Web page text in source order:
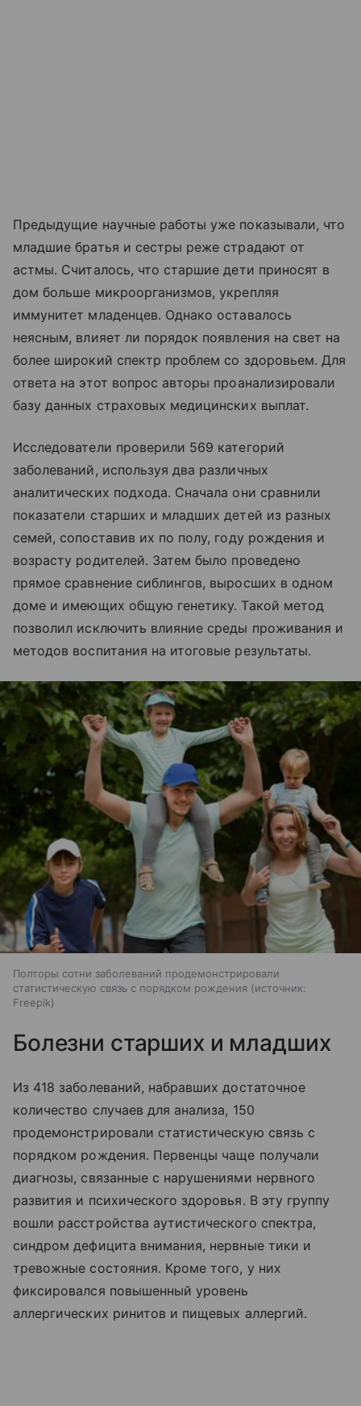
Предыдущие научные работы уже показывали, что
младшие братья и сестры реже страдают от
астмы. Считалось, что старшие дети приносят в
дом больше микроорганизмов, укрепляя
иммунитет младенцев. Однако оставалось
неясным, влияет ли порядок появления на свет на
более широкий спектр проблем со здоровьем. Для
ответа на этот вопрос авторы проанализировали
базу данных страховых медицинских выплат.
Исследователи проверили 569 категорий
заболеваний, используя два различных
аналитических подхода. Сначала они сравнили
показатели старших и младших детей из разных
семей, сопоставив их по полу, году рождения и
возрасту родителей. Затем было проведено
прямое сравнение сиблингов, выросших в одном
доме и имеющих общую генетику. Такой метод
позволил исключить влияние среды проживания и
методов воспитания на итоговые результаты.
Полторы сотни заболеваний продемонстрировали
статистическую связь с порядком рождения
источник:
Freepik
Болезни старших и младших
Из 418 заболеваний, набравших достаточное
количество случаев для анализа, 150
продемонстрировали статистическую связь с
порядком рождения. Первенцы чаще получали
диагнозы, связанные с нарушениями нервного
развития и психического здоровья. В эту группу
вошли расстройства аутистического спектра,
синдром дефицита внимания, нервные тики и
тревожные состояния. Кроме того, у них
фиксировался повышенный уровень
аллергических ринитов и пищевых аллергий.